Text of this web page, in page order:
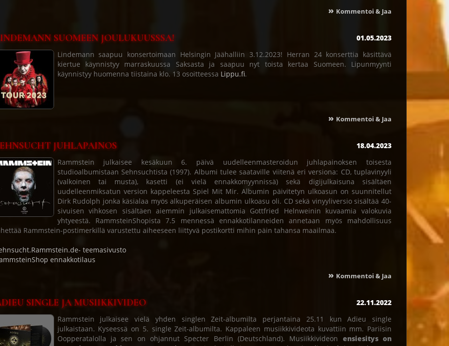
» Kommentoi & Jaa
SUOMEEN JOULUKUUSSSA!
01.05.2023
Lindemann saapuu konsertoimaan Helsingin Jäähalliin 3.12.2023! Herran 24 konserttia käsittävä
kiertue käynnistyy marraskuussa Saksasta ja saapuu nyt toista kertaa Suomeen. Lipunmyynti
käynnistyy huomenna tiistaina klo. 13 osoitteessa Lippu.fi.
» Kommentoi & Jaa
JUHLAPAINOS
18.04.2023
Rammstein julkaisee kesäkuun 6. päivä uudelleenmasteroidun juhlapainoksen toisesta
studioalbumistaan Sehnsuchtista (1997). Albumi tulee saataville viitenä eri versiona: CD, tuplavinyyli
(valkoinen tai musta), kasetti (ei vielä ennakkomyynnissä) sekä digijulkaisuna sisältäen
uudelleenmiksatun version kappeleesta Spiel Mit Mir. Albumin päivitetyn ulkoasun on suunnitellut
Dirk Rudolph jonka käsialaa myös alkuperäisen albumin ulkoasu oli. CD sekä vinyyliversio sisältää 40-
sivuisen vihkosen sisältäen aiemmin julkaisemattomia Gottfried Helnweinin kuvaamia valokuvia
yhtyeestä. RammsteinShopista 7.5 mennessä ennakkotilanneiden annetaan myös mahdollisuus
Rammstein-postimerkillä varustettu aiheeseen liittyvä postikortti mihin päin tahansa maailmaa.
teemasivusto
ennakkotilaus
» Kommentoi & Jaa
SINGLE JA MUSIIKKIVIDEO
22.11.2022
Rammstein julkaisee vielä yhden singlen Zeit-albumilta perjantaina 25.11 kun Adieu single
julkaistaan. Kyseessä on 5. single Zeit-albumilta. Kappaleen musiikkivideota kuvattiin mm. Pariisin
Oopperatalolla ja sen on ohjannut Specter Berlin (Deutschland). Musiikkivideon ensiesitys on